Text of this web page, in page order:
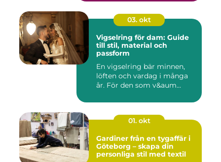
03. okt
Vigselring för dam: Guide
till stil, material och
passform
En vigselring bär minnen,
löften och vardag i många
år. För den som v&aum...
01. okt
Gardiner från en tygaffär i
Göteborg – skapa din
personliga stil med textil